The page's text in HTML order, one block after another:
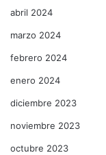
abril 2024
marzo 2024
febrero 2024
enero 2024
diciembre 2023
noviembre 2023
octubre 2023